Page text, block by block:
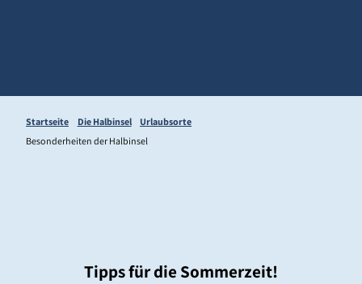
Startseite Die Halbinsel
Urlaubsorte
Besonderheiten der Halbinsel
Tipps für die Sommerzeit!